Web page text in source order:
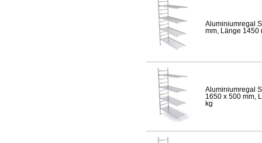
Aluminiumregal
mm, Länge 1450
Aluminiumregal
1650 x 500 mm,
kg